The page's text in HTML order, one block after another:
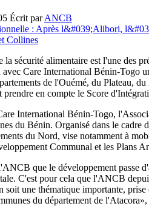
Écrit parANCB
la sécurité alimentaire est l'une des
Care International Bénin-Togo
de l'Ouémé, du Plateau,
prendre en compte le Score
International Bénin-Togo,
du Bénin. Organisé dans le
du Nord, vise notamment à
Communal et les Plans
que le développement passe
C'est pour cela que l'ANCB
soit une thématique importante,
du département de